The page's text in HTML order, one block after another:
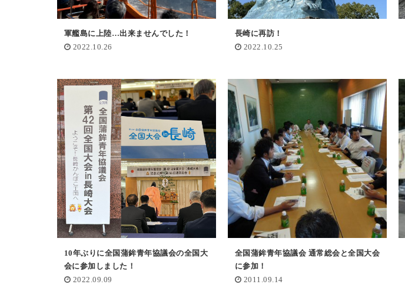
軍艦島に上陸…出来ませんでした！
2022.10.26
長崎に再訪！
2022.10.25
10年ぶりに全国蒲鉾青年協議会の全国大
会に参加しました！
2022.09.09
全国蒲鉾青年協議会 通常総会と全国大会
に参加！
2011.09.14